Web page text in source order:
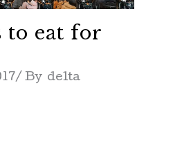
to eat for
By delta